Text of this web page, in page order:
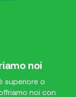
noi
superiore o
noi con